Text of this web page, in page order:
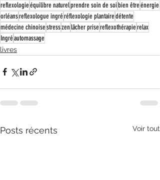
reflexologieéquilibre naturelprendre soin de soibien êtreénergie
orléansreflexologue ingréréflexologie plantairedétente
médecine chinoisestresszenlâcher prisereflexothérapierelax
Ingréautomassage
livres
Posts récents Voir tout